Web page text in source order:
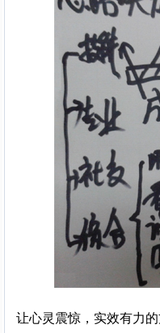
让心灵震惊，实效有力